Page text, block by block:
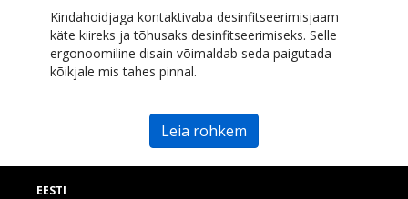
Kindahoidjaga kontaktivaba desinfitseerimisjaam
käte kiireks ja tõhusaks desinfitseerimiseks. Selle
ergonoomiline disain võimaldab seda paigutada
kõikjale mis tahes pinnal.
Leia rohkem
EESTI